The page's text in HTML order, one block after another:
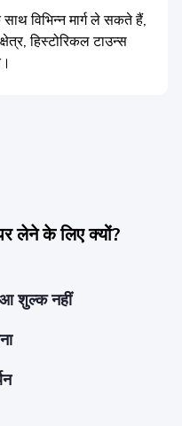
विभिन्न मार्ग ले सकते हैं,
हिस्टोरिकल टाउन्स
लेने के लिए क्यों?
शुल्क नहीं